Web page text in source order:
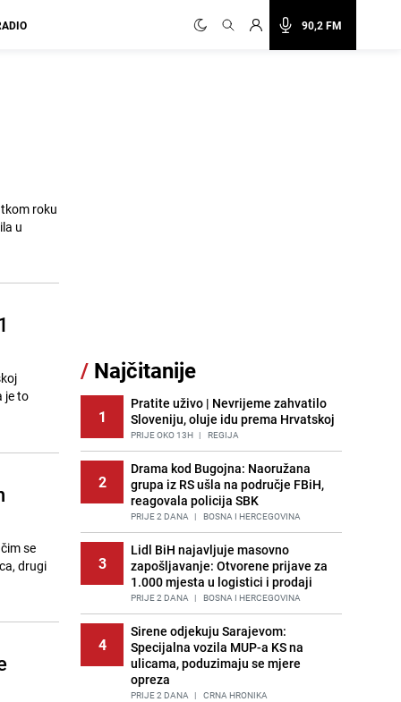
90,2 FM
roku
u
je to
se
drugi
/ Najčitanije
1
Pratite uživo | Nevrijeme zahvatilo
Sloveniju, oluje idu prema Hrvatskoj
PRIJE OKO 13H | REGIJA
2
Drama kod Bugojna: Naoružana
grupa iz RS ušla na područje FBiH,
reagovala policija SBK
PRIJE 2 DANA | BOSNA I HERCEGOVINA
3
Lidl BiH najavljuje masovno
zapošljavanje: Otvorene prijave za
1.000 mjesta u logistici i prodaji
PRIJE 2 DANA | BOSNA I HERCEGOVINA
4
Sirene odjekuju Sarajevom:
Specijalna vozila MUP-a KS na
ulicama, poduzimaju se mjere
opreza
PRIJE 2 DANA | CRNA HRONIKA